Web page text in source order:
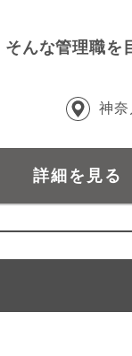
んな管理職
神奈
詳細を見る